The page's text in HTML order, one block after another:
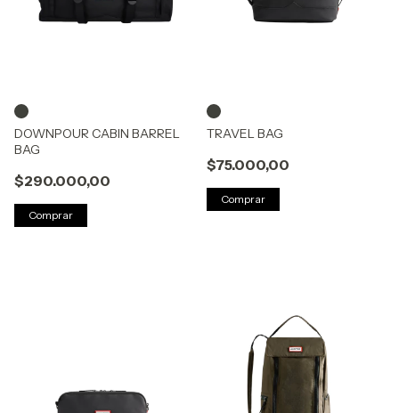
DOWNPOUR CABIN BARREL
BAG
$290.000,00
Comprar
TRAVEL BAG
$75.000,00
Comprar